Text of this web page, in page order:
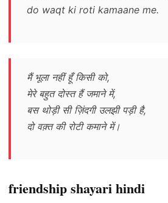
do waqt ki roti kamaane me.
मैं भूला नहीं हूँ किसी को,
मेरे बहुत दोस्त हैं जमाने में,
बस थोड़ी सी ज़िंदगी उलझी पड़ी है,
दो वक़्त की रोटी कमाने में।
friendship shayari hindi